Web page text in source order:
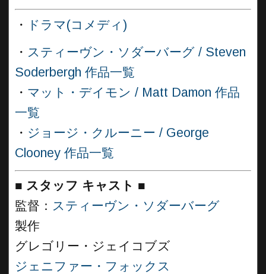
・
ドラマ(コメディ)
・ スティーヴン・ソダーバーグ / Steven
Soderbergh 作品一覧
・ マット・デイモン / Matt Damon 作品
一覧
・ ジョージ・クルーニー / George
Clooney 作品一覧
■ スタッフ キャスト ■
監督： スティーヴン・ソダーバーグ
製作
グレゴリー・ジェイコブズ
ジェニファー・フォックス